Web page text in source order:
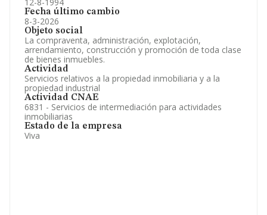
Fecha último cambio
8-3-2026
Objeto social
La compraventa, administración, explotación,
arrendamiento, construcción y promoción de toda clase
de bienes inmuebles.
Actividad
Servicios relativos a la propiedad inmobiliaria y a la
propiedad industrial
Actividad CNAE
6831 - Servicios de intermediación para actividades
inmobiliarias
Estado de la empresa
Viva